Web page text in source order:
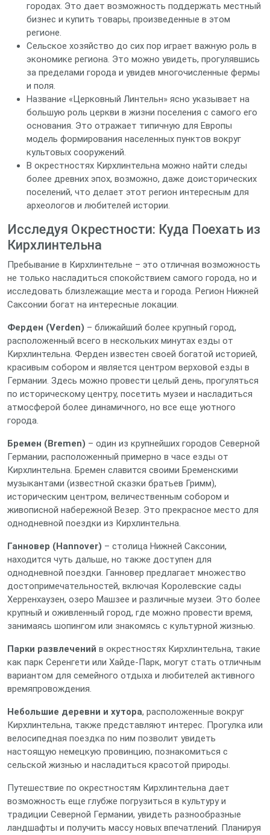
городах. Это дает возможность поддержать местный
бизнес и купить товары, произведенные в этом
регионе.
Сельское хозяйство до сих пор играет важную роль в
экономике региона. Это можно увидеть, прогулявшись
за пределами города и увидев многочисленные фермы
и поля.
Название «Церковный Линтельн» ясно указывает на
большую роль церкви в жизни поселения с самого его
основания. Это отражает типичную для Европы
модель формирования населенных пунктов вокруг
культовых сооружений.
В окрестностях Кирхлинтельна можно найти следы
более древних эпох, возможно, даже доисторических
поселений, что делает этот регион интересным для
археологов и любителей истории.
Исследуя Окрестности: Куда Поехать из
Кирхлинтельна
Пребывание в Кирхлинтельне – это отличная возможность
не только насладиться спокойствием самого города, но и
исследовать близлежащие места и города. Регион Нижней
Саксонии богат на интересные локации.
Ферден (Verden) – ближайший более крупный город,
расположенный всего в нескольких минутах езды от
Кирхлинтельна. Ферден известен своей богатой историей,
красивым собором и является центром верховой езды в
Германии. Здесь можно провести целый день, прогуляться
по историческому центру, посетить музеи и насладиться
атмосферой более динамичного, но все еще уютного
города.
Бремен (Bremen) – один из крупнейших городов Северной
Германии, расположенный примерно в часе езды от
Кирхлинтельна. Бремен славится своими Бременскими
музыкантами (известной сказки братьев Гримм),
историческим центром, величественным собором и
живописной набережной Везер. Это прекрасное место для
однодневной поездки из Кирхлинтельна.
Ганновер (Hannover) – столица Нижней Саксонии,
находится чуть дальше, но также доступен для
однодневной поездки. Ганновер предлагает множество
достопримечательностей, включая Королевские сады
Херренхаузен, озеро Машзее и различные музеи. Это более
крупный и оживленный город, где можно провести время,
занимаясь шопингом или знакомясь с культурной жизнью.
Парки развлечений в окрестностях Кирхлинтельна, такие
как парк Серенгети или Хайде-Парк, могут стать отличным
вариантом для семейного отдыха и любителей активного
времяпровождения.
Небольшие деревни и хутора, расположенные вокруг
Кирхлинтельна, также представляют интерес. Прогулка или
велосипедная поездка по ним позволит увидеть
настоящую немецкую провинцию, познакомиться с
сельской жизнью и насладиться красотой природы.
Путешествие по окрестностям Кирхлинтельна дает
возможность еще глубже погрузиться в культуру и
традиции Северной Германии, увидеть разнообразные
ландшафты и получить массу новых впечатлений. Планируя